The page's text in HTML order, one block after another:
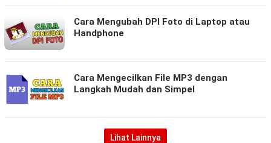
Cara Mengubah DPI Foto di Laptop atau
Handphone
Cara Mengecilkan File MP3 dengan
Langkah Mudah dan Simpel
Lihat Lainnya